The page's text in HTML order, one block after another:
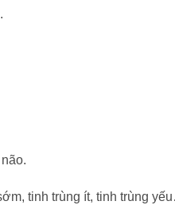
tinh trùng ít, tinh trùng